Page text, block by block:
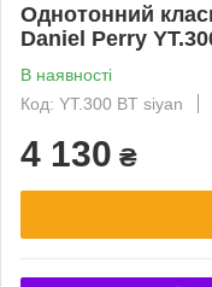
Однотонний
Daniel Perry
В наявності
Код: YT.300 BT siyan
4 130 ₴